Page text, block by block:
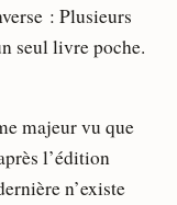
: Plusieurs
seul livre poche.
majeur vu que
l’édition
n’existe